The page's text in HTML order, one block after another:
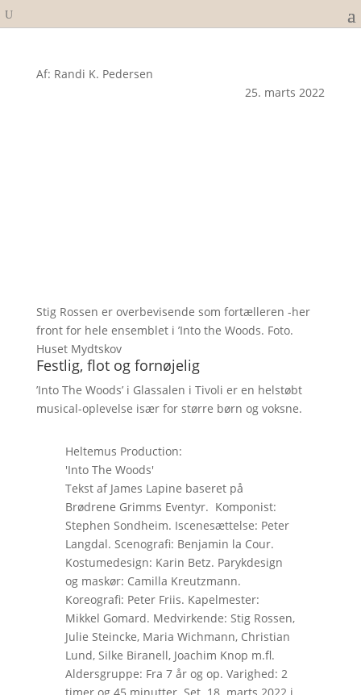
Af: Randi K. Pedersen
25. marts 2022
Stig Rossen er overbevisende som fortælleren -her
front for hele ensemblet i ’Into the Woods. Foto.
Huset Mydtskov
Festlig, flot og fornøjelig
’Into The Woods’ i Glassalen i Tivoli er en helstøbt
musical-oplevelse især for større børn og voksne.
Heltemus Production:
'Into The Woods'
Tekst af James Lapine baseret på
Brødrene Grimms Eventyr. Komponist:
Stephen Sondheim. Iscenesættelse: Peter
Langdal. Scenografi: Benjamin la Cour.
Kostumedesign: Karin Betz. Parykdesign
og maskør: Camilla Kreutzmann.
Koreografi: Peter Friis. Kapelmester:
Mikkel Gomard. Medvirkende: Stig Rossen,
Julie Steincke, Maria Wichmann, Christian
Lund, Silke Biranell, Joachim Knop m.fl.
Aldersgruppe: Fra 7 år og op. Varighed: 2